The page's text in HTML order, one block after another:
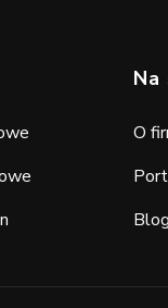
O
Blog